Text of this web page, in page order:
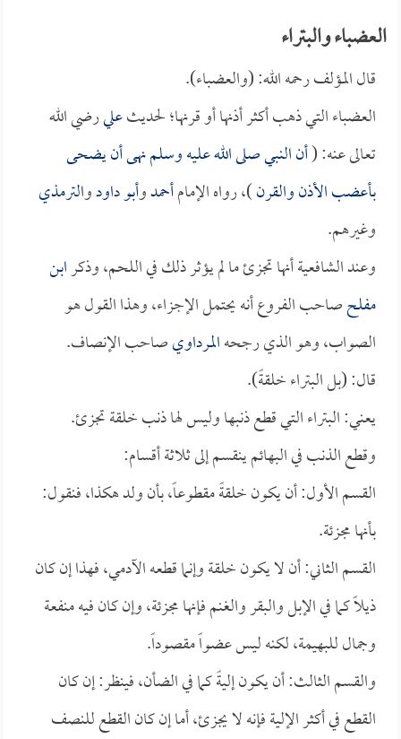
العضباء والبتراء
قال المؤلف رحمه الله: (والعضباء).
العضباء التي ذهب أكثر أذنها أو قرنها؛ لحديثعليرضي الله
تعالى عنه: (أن النبي صلى الله عليه وسلم نهى أن يضحى
بأعضب الأذن والقرن)، رواه الإمامأحمدوأبو داودوالترمذي
وغيرهم.
وعند الشافعية أنها تجزئ ما لم يؤثر ذلك في اللحم، وذكرابن
مفلحصاحب الفروع أنه يحتمل الإجزاء، وهذا القول هو
الصواب، وهو الذي رجحهالمرداويصاحب الإنصاف.
قال: (بل البتراء خلقةً).
يعني: البتراء التي قطع ذنبها وليس لها ذنب خلقة تجزئ.
وقطع الذنب في البهائم ينقسم إلى ثلاثة أقسام:
القسم الأول: أن يكون خلقةً مقطوعاً، بأن ولد هكذا، فنقول:
بأنها مجزئة.
القسم الثاني: أن لا يكون خلقة وإنما قطعه الآدمي، فهذا إن كان
ذيلاً كما في الإبل والبقر والغنم فإنها مجزئة، وإن كان فيه منفعة
وجمال للبهيمة، لكنه ليس عضواً مقصوداً.
والقسم الثالث: أن يكون إليةً كما في الضأن، فينظر: إن كان
القطع في أكثر الإلية فإنه لا يجزئ، أما إن كان القطع للنصف